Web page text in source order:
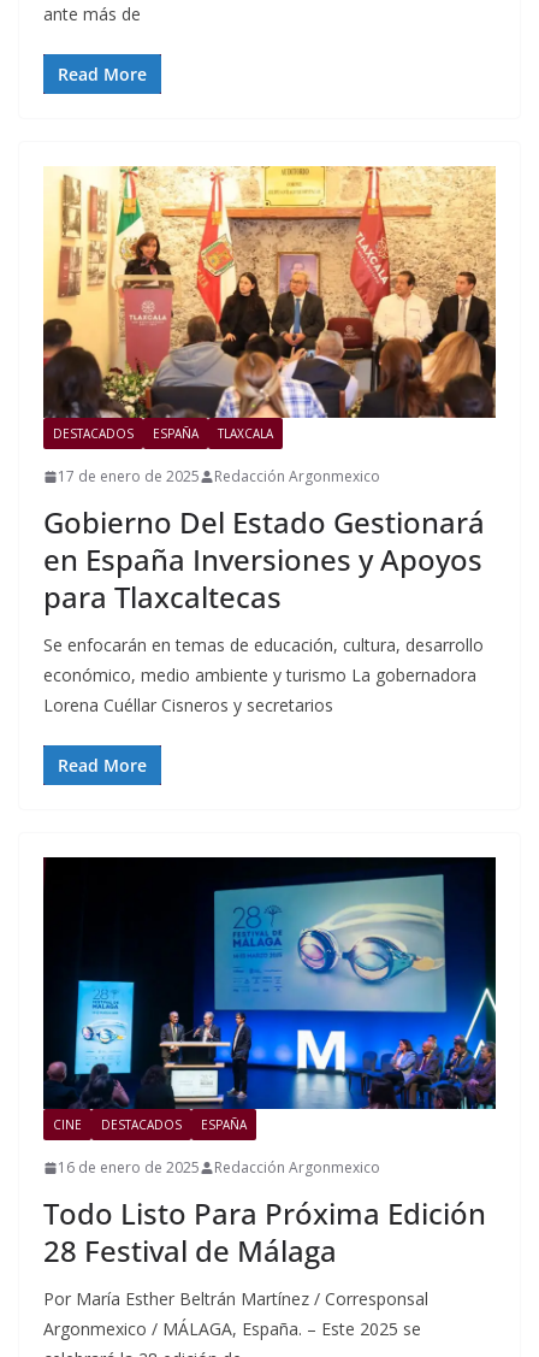
ante más de
Read More
DESTACADOS ESPAÑA TLAXCALA
17 de enero de 2025 Redacción Argonmexico
Gobierno Del Estado Gestionará
en España Inversiones y Apoyos
para Tlaxcaltecas
Se enfocarán en temas de educación, cultura, desarrollo
económico, medio ambiente y turismo La gobernadora
Lorena Cuéllar Cisneros y secretarios
Read More
CINE DESTACADOS ESPAÑA
16 de enero de 2025 Redacción Argonmexico
Todo Listo Para Próxima Edición
28 Festival de Málaga
Por María Esther Beltrán Martínez / Corresponsal
Argonmexico / MÁLAGA, España. – Este 2025 se